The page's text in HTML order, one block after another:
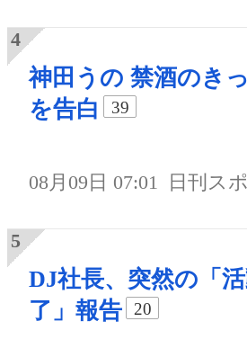
神田うの 禁酒のき
を告白
39
08月09日 07:01 日刊ス
DJ社長、突然の「
了」報告
20